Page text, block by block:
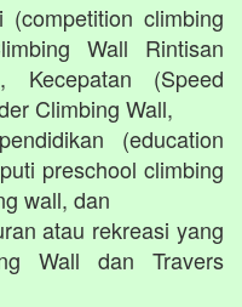
climbing
Wall Rintisan
Kecepatan (Speed
Climbing Wall,
(education
preschool climbing
wall, dan
atau rekreasi yang
Wall dan Travers